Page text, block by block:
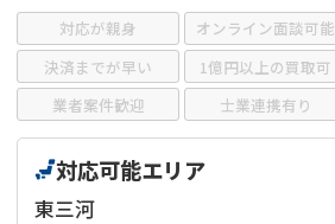
アンケート調査
対応が親身 オンライン面談可能
決済までが早い
1億円以上の買取可
業者案件歓迎
士業連携有り
対応可能エリア
東三河